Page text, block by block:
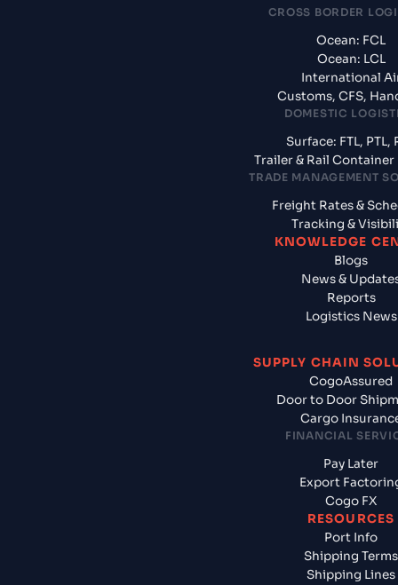
CROSS BORDER
Ocean: FCL
Ocean: LCL
International
Customs, CFS,
DOMESTIC
Surface: FTL, PTL,
Trailer & Rail Container
TRADE MANAGEMENT
Freight Rates &
Tracking &
KNOWLEDGE
Blogs
News &
Reports
Logistics News
SUPPLY CHAIN
CogoAssured
Door to Door
Cargo
FINANCIAL
Pay Later
Export
Cogo FX
RESOURCES
Port Info
Shipping Terms
Shipping Lines